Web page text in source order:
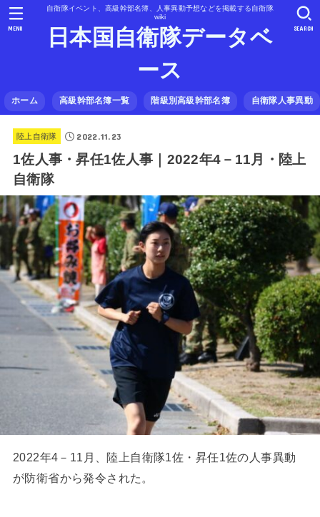
自衛隊イベント、高級幹部名簿、人事異動予想などを掲載する自衛隊
wiki
日本国自衛隊データベ
ース
ホーム 高級幹部名簿一覧 階級別高級幹部名簿 自衛隊人事異動
SEARCH
MENU
陸上自衛隊 2022.11.23
1佐人事・昇任1佐人事｜2022年4－11月・陸上
自衛隊
2022年4－11月、陸上自衛隊1佐・昇任1佐の人事異動
が防衛省から発令された。